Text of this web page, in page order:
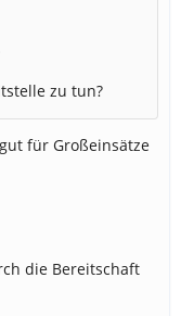
zu tun?
für Großeinsätze
die Bereitschaft